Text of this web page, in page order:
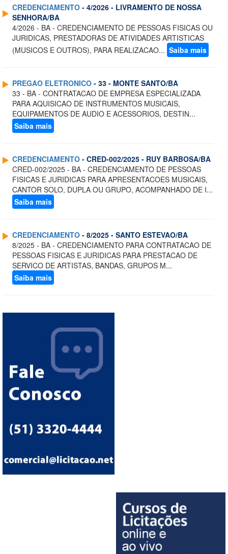
CREDENCIAMENTO - 4/2026 - LIVRAMENTO DE NOSSA
SENHORA/BA
4/2026 - BA - CREDENCIAMENTO DE PESSOAS FISICAS OU
JURIDICAS, PRESTADORAS DE ATIVIDADES ARTISTICAS
(MUSICOS E OUTROS), PARA REALIZACAO... Saiba mais
PREGAO ELETRONICO - 33 - MONTE SANTO/BA
33 - BA - CONTRATACAO DE EMPRESA ESPECIALIZADA
PARA AQUISICAO DE INSTRUMENTOS MUSICAIS,
EQUIPAMENTOS DE AUDIO E ACESSORIOS, DESTIN...
Saiba mais
CREDENCIAMENTO - CRED-002/2025 - RUY BARBOSA/BA
CRED-002/2025 - BA - CREDENCIAMENTO DE PESSOAS
FISICAS E JURIDICAS PARA APRESENTACOES MUSICAIS,
CANTOR SOLO, DUPLA OU GRUPO, ACOMPANHADO DE I...
Saiba mais
CREDENCIAMENTO - 8/2025 - SANTO ESTEVAO/BA
8/2025 - BA - CREDENCIAMENTO PARA CONTRATACAO DE
PESSOAS FISICAS E JURIDICAS PARA PRESTACAO DE
SERVICO DE ARTISTAS, BANDAS, GRUPOS M...
Saiba mais